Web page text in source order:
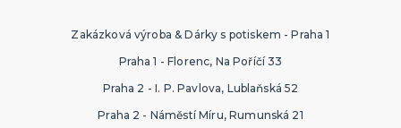
Zakázková výroba & Dárky s potiskem - Praha 1
Praha 1 - Florenc, Na Poříčí 33
Praha 2 - I. P. Pavlova, Lublaňská 52
Praha 2 - Náměstí Míru, Rumunská 21